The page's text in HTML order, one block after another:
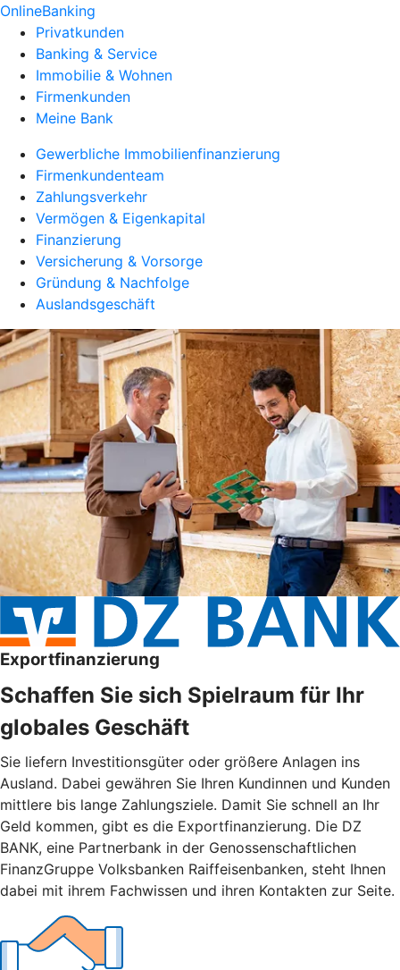
OnlineBanking
Privatkunden
Banking & Service
Immobilie & Wohnen
Firmenkunden
Meine Bank
Gewerbliche Immobilienfinanzierung
Firmenkundenteam
Zahlungsverkehr
Vermögen & Eigenkapital
Finanzierung
Versicherung & Vorsorge
Gründung & Nachfolge
Auslandsgeschäft
Exportfinanzierung
Schaffen Sie sich Spielraum für Ihr
globales Geschäft
Sie liefern Investitionsgüter oder größere Anlagen ins
Ausland. Dabei gewähren Sie Ihren Kundinnen und Kunden
mittlere bis lange Zahlungsziele. Damit Sie schnell an Ihr
Geld kommen, gibt es die Exportfinanzierung. Die DZ
BANK, eine Partnerbank in der Genossenschaftlichen
FinanzGruppe Volksbanken Raiffeisenbanken, steht Ihnen
dabei mit ihrem Fachwissen und ihren Kontakten zur Seite.